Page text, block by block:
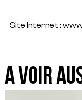
Site Internet :
A VOIR